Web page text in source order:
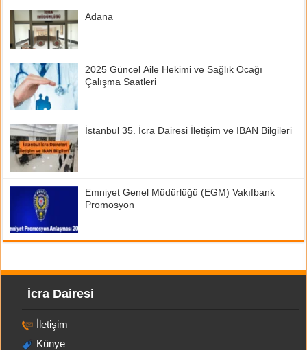
Adana
2025 Güncel Aile Hekimi ve Sağlık Ocağı
Çalışma Saatleri
İstanbul 35. İcra Dairesi İletişim ve IBAN Bilgileri
Emniyet Genel Müdürlüğü (EGM) Vakıfbank
Promosyon
İcra Dairesi
İletişim
Künye